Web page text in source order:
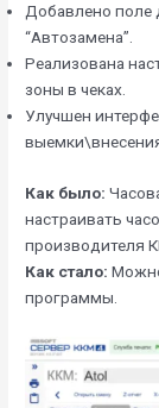
Добавлено поле
“Автозамена”.
Реализована
зоны в чеках.
Улучшен
Как было:
настраивать
производителя
Как стало:
программы.